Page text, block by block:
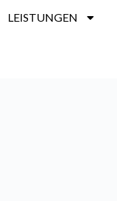
LEISTUNGEN